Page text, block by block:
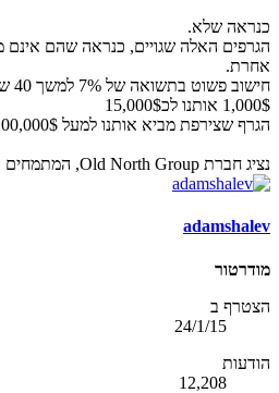
כנראה שלא.
הגרפים האלה שגויים, כנראה שהם אינם
אחרת.
1,000$ אותנו לכ15,000$
הגרף שצירפת מביא אותנו למעל 100,000$ ב5% משיכה שנתית.
נציג חברת Old North Group, המתמחים בהשקעות נדל"ן בארה"ב.
adamshalev
מודרטור
הצטרף ב
24/1/15
הודעות
12,208